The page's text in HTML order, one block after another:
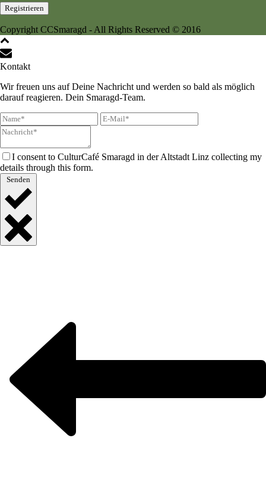
Copyright CCSmaragd - All Rights Reserved © 2016
Kontakt
Wir freuen uns auf Deine Nachricht und werden so bald als möglich
darauf reagieren. Dein Smaragd-Team.
I consent to CulturCafé Smaragd in der Altstadt Linz collecting my
details through this form.
Senden